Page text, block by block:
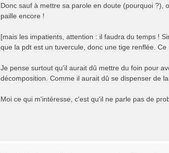
e
n
l
u
Donc sauf à mettre sa parole en doute (pourquoi ?),
paille encore !
[mais les impatients, attention : il faudra du temps !
que la pdt est un tuvercule, donc une tige renflée.
Je pense surtout qu'il aurait dû mettre du foin pour
décomposition. Comme il aurait dû se dispenser de
Moi ce qui m'intéresse, c'est qu'il ne parle pas de